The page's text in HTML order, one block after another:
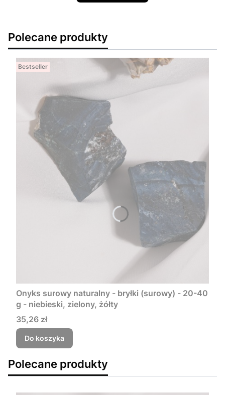
Polecane produkty
Bestseller
Onyks surowy naturalny - bryłki (surowy) - 20-40
g - niebieski, zielony, żółty
Cena
35,26 zł
Do koszyka
Polecane produkty